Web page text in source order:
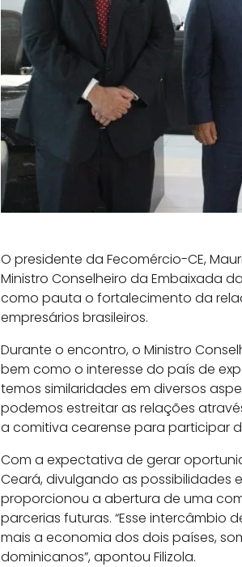
O presidente da Fecomércio-CE,
Ministro Conselheiro da Embaixada
como pauta o fortalecimento da
empresários brasileiros.
Durante o encontro, o Ministro
bem como o interesse do país de
temos similaridades em diversos
podemos estreitar as relações
a comitiva cearense para participar
Com a expectativa de gerar
Ceará, divulgando as possibilidades
proporcionou a abertura de uma
parcerias futuras. “Esse intercâmbio
mais a economia dos dois países,
dominicanos”, apontou Filizola.